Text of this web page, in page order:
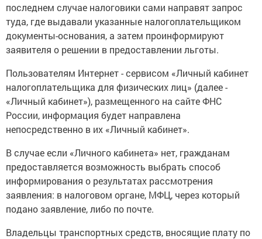
последнем случае налоговики сами направят запрос
туда, где выдавали указанные налогоплательщиком
документы-основания, а затем проинформируют
заявителя о решении в предоставлении льготы.
Пользователям Интернет - сервисом «Личный кабинет
налогоплательщика для физических лиц» (далее -
«Личный кабинет»), размещенного на сайте ФНС
России, информация будет направлена
непосредственно в их «Личный кабинет».
В случае если «Личного кабинета» нет, гражданам
предоставляется возможность выбрать способ
информирования о результатах рассмотрения
заявления: в налоговом органе, МФЦ, через который
подано заявление, либо по почте.
Владельцы транспортных средств, вносящие плату по